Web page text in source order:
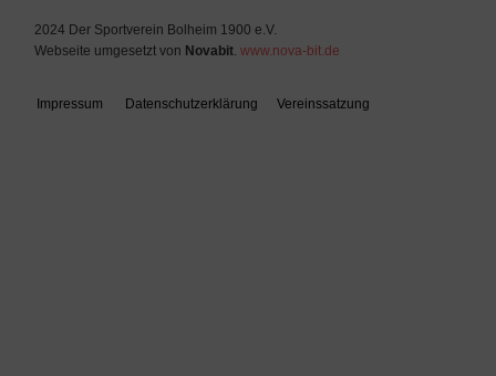
2024 Der Sportverein Bolheim 1900 e.V.
Webseite umgesetzt von Novabit. www.nova-bit.de
Impressum Datenschutzerklärung Vereinssatzung